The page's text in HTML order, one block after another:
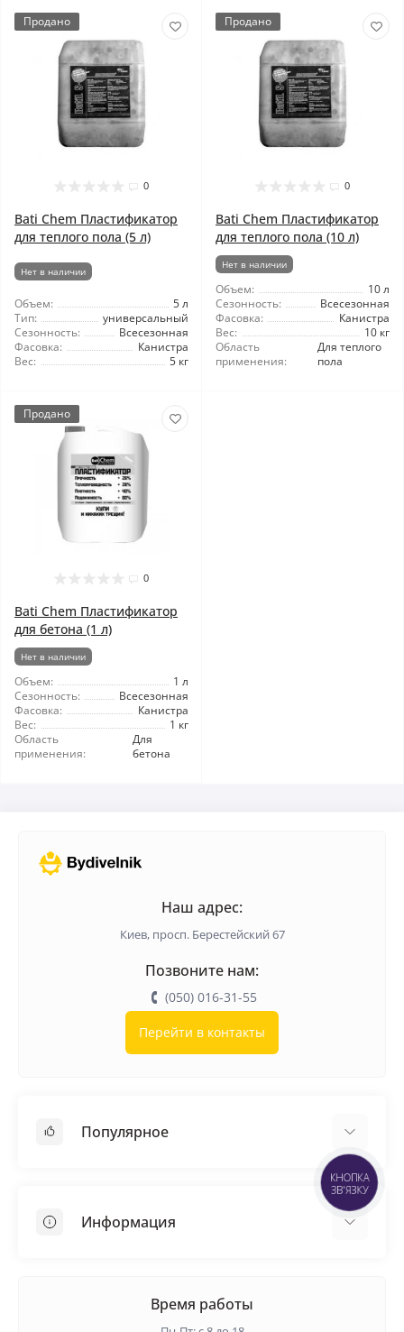
Продано
0
Bati Chem Пластификатор
для теплого пола (5 л)
Нет в наличии
Объем:
5 л
Тип:
универсальный
Сезонность:
Всесезонная
Фасовка:
Канистра
Вес:
5 кг
Продано
0
Bati Chem Пластификатор
для теплого пола (10 л)
Нет в наличии
Объем:
10 л
Сезонность:
Всесезонная
Фасовка:
Канистра
Вес:
10 кг
Область
применения:
Для теплого
пола
Продано
0
Bati Chem Пластификатор
для бетона (1 л)
Нет в наличии
Объем:
1 л
Сезонность:
Всесезонная
Фасовка:
Канистра
Вес:
1 кг
Область
применения:
Для
бетона
Наш адрес:
Киев, просп. Берестейский 67
Позвоните нам:
(050) 016-31-55
Перейти в контакты
Популярное
Самовыравнивающая смесь
Информация
Время работы
КНОПКА
ЗВ'ЯЗКУ